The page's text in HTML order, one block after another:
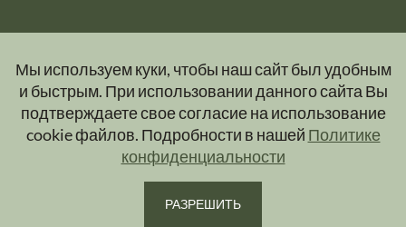
Мы используем куки, чтобы наш сайт был удобным
и быстрым. При использовании данного сайта Вы
подтверждаете свое согласие на использование
cookie файлов. Подробности в нашей Политике
конфиденциальности
РАЗРЕШИТЬ